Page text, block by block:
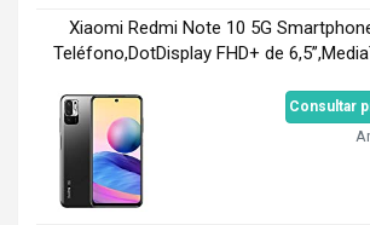
Xiaomi Redmi Note 10 5G
Teléfono,DotDisplay FHD+ de
Consultar